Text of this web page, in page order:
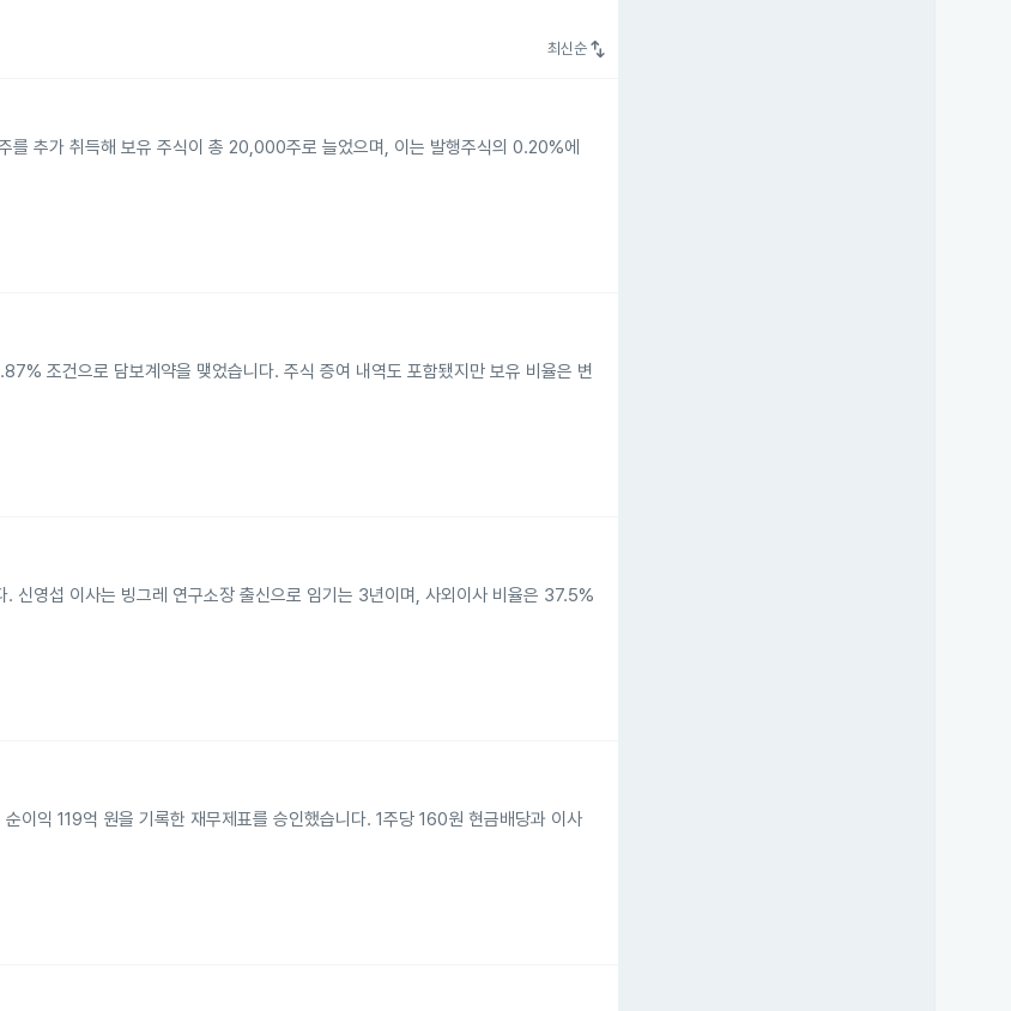
최신순 swap_vert
추가 취득해 보유 주식이 총 20,000주로 늘었으며, 이는 발행주식의 0.20%에
조건으로 담보계약을 맺었습니다. 주식 증여 내역도 포함됐지만 보유 비율은 변
영섭 이사는 빙그레 연구소장 출신으로 임기는 3년이며, 사외이사 비율은 37.5%
익 119억 원을 기록한 재무제표를 승인했습니다. 1주당 160원 현금배당과 이사